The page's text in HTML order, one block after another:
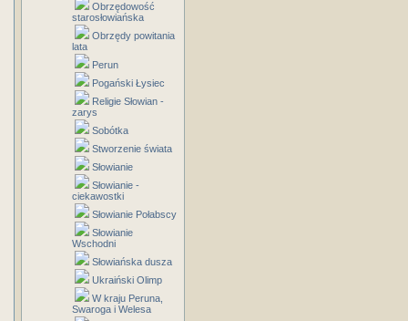
Obrzędowość
starosłowiańska
Obrzędy powitania
lata
Perun
Pogański Łysiec
Religie Słowian -
zarys
Sobótka
Stworzenie świata
Słowianie
Słowianie -
ciekawostki
Słowianie Połabscy
Słowianie
Wschodni
Słowiańska dusza
Ukraiński Olimp
W kraju Peruna,
Swaroga i Welesa